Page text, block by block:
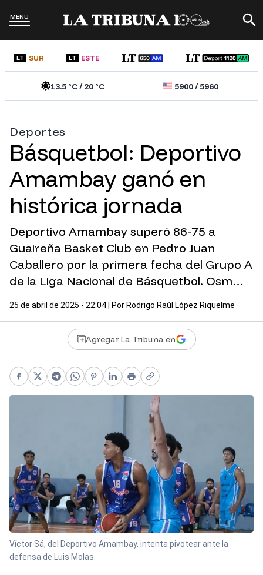
MENÚ
LT SUR LT ESTE
13.5 °C /20 °C 5900/5960
Deportes
Básquetbol: Deportivo
Amambay ganó en
histórica jornada
Deportivo Amambay superó 86-75 a
Guaireña Basket Club en Pedro Juan
Caballero por la primera fecha del Grupo A
de la Liga Nacional de Básquetbol. Osm…
25 de abril de 2025 - 22:04 | Por Rodrigo Raúl López Riquelme
Agregar La Tribuna en
Facebook
X Telegram
WhatsApp
Pinterest
LinkedIn
PrintCopy link
Víctor Sá, del Deportivo Amambay, intenta pivotear ante la
defensa de Luis Molas.